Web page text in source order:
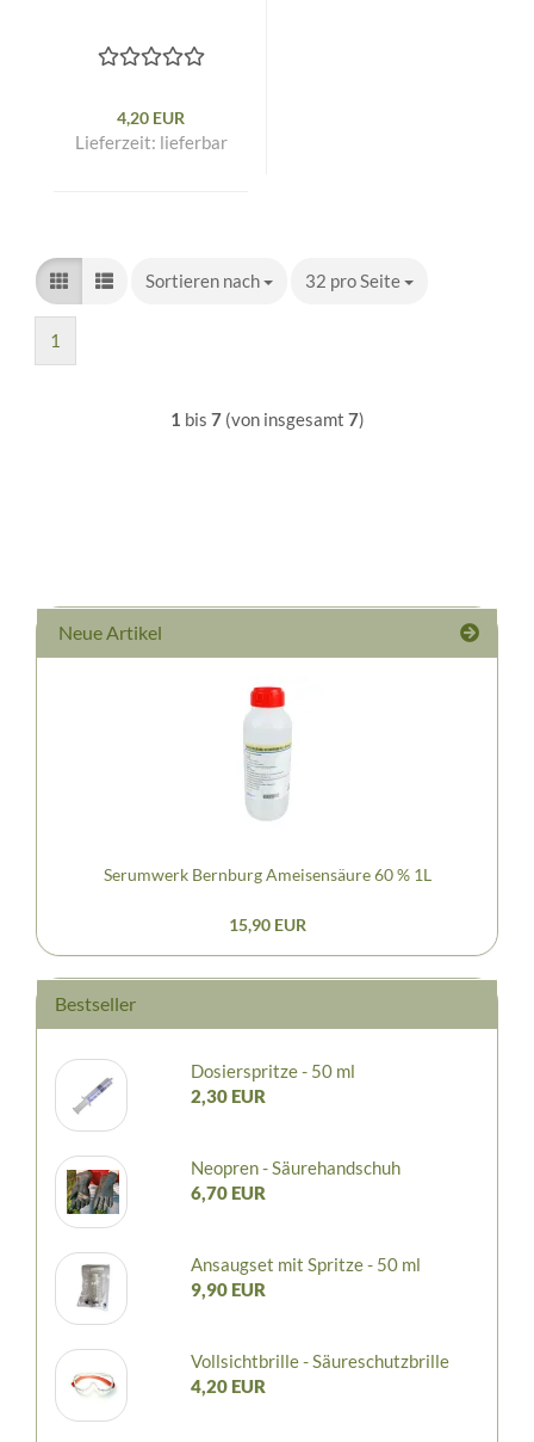
4,20 EUR
Lieferzeit: lieferbar
Sortieren nach
Sortieren nach 32 pro Seite
pro Seite
1
1 bis 7(von insgesamt 7)
Neue Artikel
Serumwerk Bernburg Ameisensäure 60 % 1L
15,90 EUR
Bestseller
Dosierspritze - 50 ml
2,30 EUR
Neopren - Säurehandschuh
6,70 EUR
Ansaugset mit Spritze - 50 ml
9,90 EUR
Vollsichtbrille - Säureschutzbrille
4,20 EUR